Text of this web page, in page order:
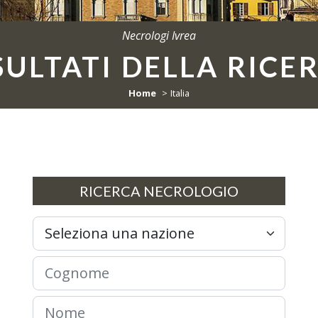
Necrologi Ivrea
DELLA
Home Italia
RICERCA NECROLOGIO